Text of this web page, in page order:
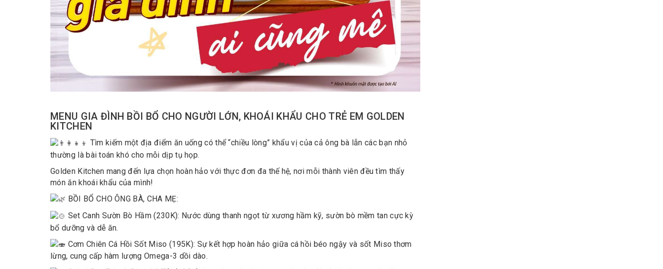
MENU GIA ĐÌNH BỒI BỔ CHO NGƯỜI LỚN, KHOÁI KHẨU CHO TRẺ EM GOLDEN
KITCHEN
Tìm kiếm một địa điểm ăn uống có thể “chiều lòng” khẩu vị của cả ông bà lẫn các bạn nhỏ
thường là bài toán khó cho mỗi dịp tụ họp.
Golden Kitchen mang đến lựa chọn hoàn hảo với thực đơn đa thế hệ, nơi mỗi thành viên đều tìm thấy
món ăn khoái khẩu của mình!
BỒI BỔ CHO ÔNG BÀ, CHA MẸ:
Set Canh Sườn Bò Hầm (230K): Nước dùng thanh ngọt từ xương hầm kỹ, sườn bò mềm tan cực kỳ
bổ dưỡng và dễ ăn.
Cơm Chiên Cá Hồi Sốt Miso (195K): Sự kết hợp hoàn hảo giữa cá hồi béo ngậy và sốt Miso thơm
lừng, cung cấp hàm lượng Omega-3 dồi dào.